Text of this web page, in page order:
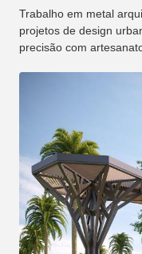
Trabalho em metal
projetos de design
precisão com